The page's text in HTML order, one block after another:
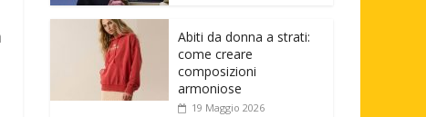
Abiti da donna a strati:
come creare
composizioni
armoniose
19 Maggio 2026